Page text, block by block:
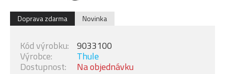
Novinka
Doprava zdarma
Dostupnost: Na objednávku
Výrobce: Thule
Kód výrobku: 9033100